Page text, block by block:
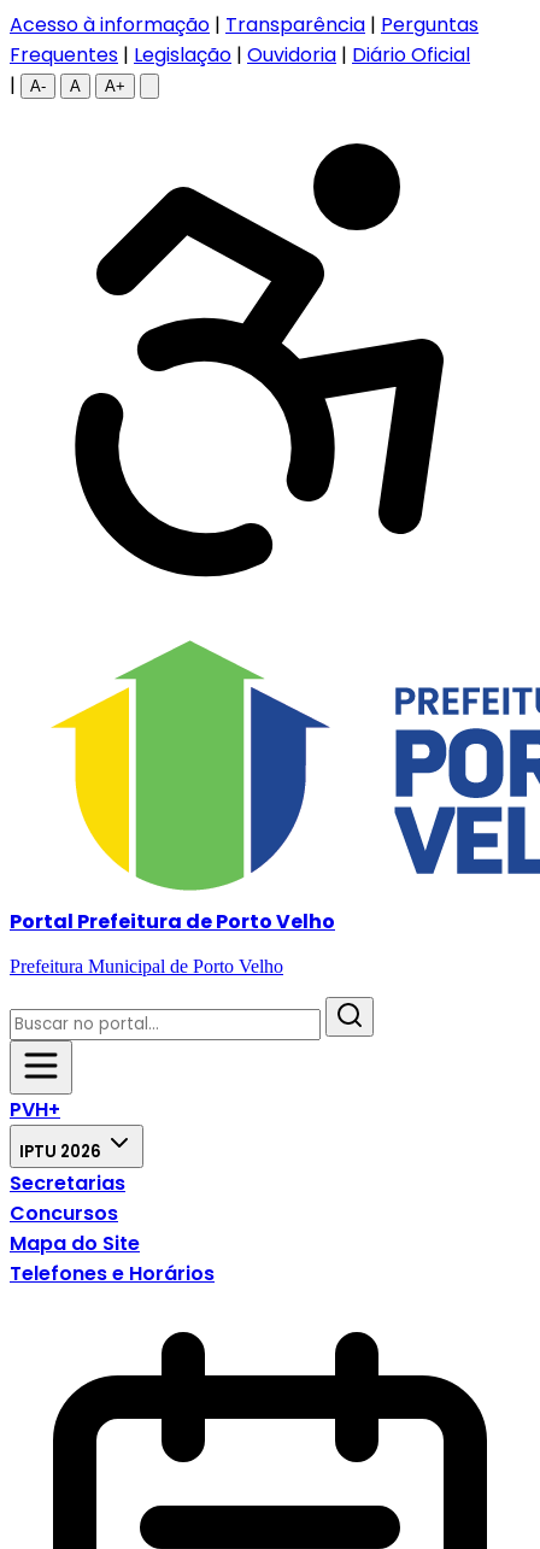
Acesso à informação | Transparência | Perguntas
Frequentes | Legislação | Ouvidoria | Diário Oficial
|
A- A A+
Portal Prefeitura de Porto Velho
Prefeitura Municipal de Porto Velho
PVH+
IPTU 2026
Secretarias
Concursos
Mapa do Site
Telefones e Horários